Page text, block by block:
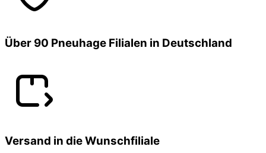
Über 90 Pneuhage Filialen in Deutschland
Versand in die Wunschfiliale